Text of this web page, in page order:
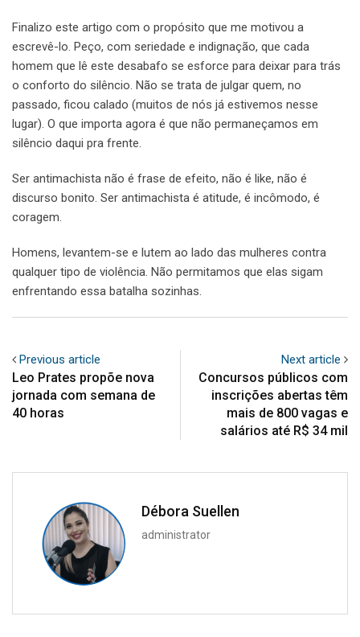
Finalizo este artigo com o propósito que me motivou a
escrevê-lo. Peço, com seriedade e indignação, que cada
homem que lê este desabafo se esforce para deixar para trás
o conforto do silêncio. Não se trata de julgar quem, no
passado, ficou calado (muitos de nós já estivemos nesse
lugar). O que importa agora é que não permaneçamos em
silêncio daqui pra frente.
Ser antimachista não é frase de efeito, não é like, não é
discurso bonito. Ser antimachista é atitude, é incômodo, é
coragem.
Homens, levantem-se e lutem ao lado das mulheres contra
qualquer tipo de violência. Não permitamos que elas sigam
enfrentando essa batalha sozinhas.
Previous article
Leo Prates propõe nova
jornada com semana de
40 horas
Next article
Concursos públicos com
inscrições abertas têm
mais de 800 vagas e
salários até R$ 34 mil
Débora Suellen
administrator